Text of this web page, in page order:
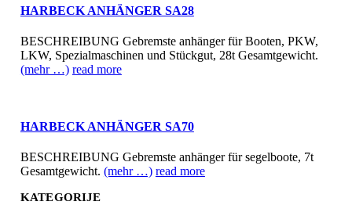
HARBECK ANHÄNGER SA28
BESCHREIBUNG Gebremste anhänger für Booten, PKW,
LKW, Spezialmaschinen und Stückgut, 28t Gesamtgewicht.
(mehr …) read more
HARBECK ANHÄNGER SA70
BESCHREIBUNG Gebremste anhänger für segelboote, 7t
Gesamtgewicht. (mehr …) read more
KATEGORIJE